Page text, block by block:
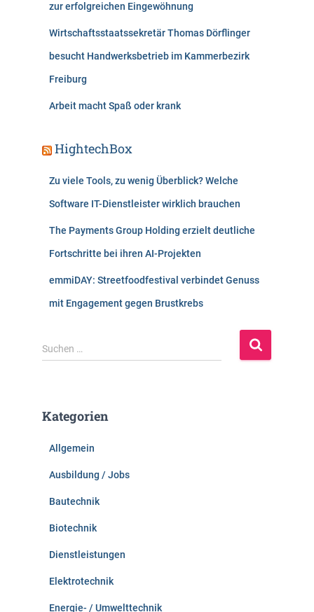
zur erfolgreichen Eingewöhnung
Wirtschaftsstaatssekretär Thomas Dörflinger
besucht Handwerksbetrieb im Kammerbezirk
Freiburg
Arbeit macht Spaß oder krank
HightechBox
Zu viele Tools, zu wenig Überblick? Welche
Software IT-Dienstleister wirklich brauchen
The Payments Group Holding erzielt deutliche
Fortschritte bei ihren AI-Projekten
emmiDAY: Streetfoodfestival verbindet Genuss
mit Engagement gegen Brustkrebs
S
u
n
Suchen …
Kategorien
Allgemein
Ausbildung / Jobs
Bautechnik
Biotechnik
Dienstleistungen
Elektrotechnik
Energie- / Umwelttechnik